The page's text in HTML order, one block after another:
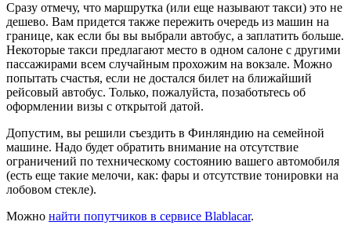
Сразу отмечу, что маршрутка (или еще называют такси) это не
дешево. Вам придется также пережить очередь из машин на
границе, как если бы вы выбрали автобус, а заплатить больше.
Некоторые такси предлагают место в одном салоне с другими
пассажирами всем случайным прохожим на вокзале. Можно
попытать счастья, если не достался билет на ближайший
рейсовый автобус. Только, пожалуйста, позаботьтесь об
оформлении визы с открытой датой.
Допустим, вы решили съездить в Финляндию на семейной
машине. Надо будет обратить внимание на отсутствие
ограничений по техническому состоянию вашего автомобиля
(есть еще такие мелочи, как: фары и отсутствие тонировки на
лобовом стекле).
Можно найти попутчиков в сервисе Blablacar.